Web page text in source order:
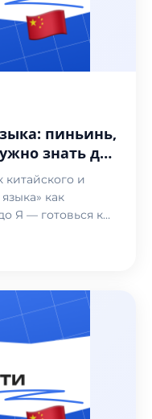
пиньинь,
знать до
и
как
Я — готовься к